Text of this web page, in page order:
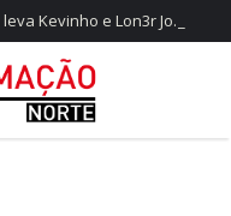
Festival da Juventude de Barcelos leva Kevinho e Lon3r Johny à Frente Ribeirinha